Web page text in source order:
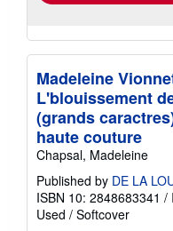
Madeleine
L'blouissement
(grands
haute couture
Chapsal, Madeleine
Published by DE LA
ISBN 10: 2848683341 /
Used / Softcover